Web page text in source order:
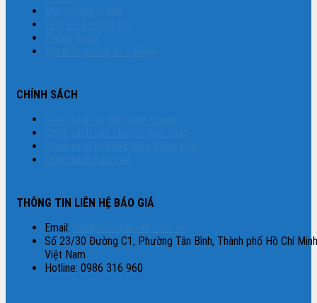
CHÍNH SÁCH
THÔNG TIN LIÊN HỆ BÁO GIÁ
Email:
Số 23/30 Đường C1, Phường Tân Bình, Thành phố Hồ Chí
Việt Nam
Hotline: 0986 316 960